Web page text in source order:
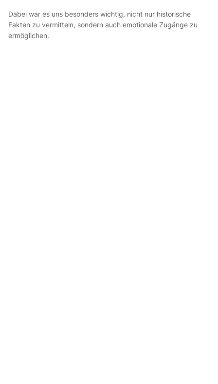
Dabei war es uns besonders wichtig, nicht nur historische
Fakten zu vermitteln, sondern auch emotionale Zugänge zu
ermöglichen.